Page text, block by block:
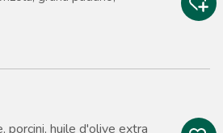
porcini, huile d'olive extra